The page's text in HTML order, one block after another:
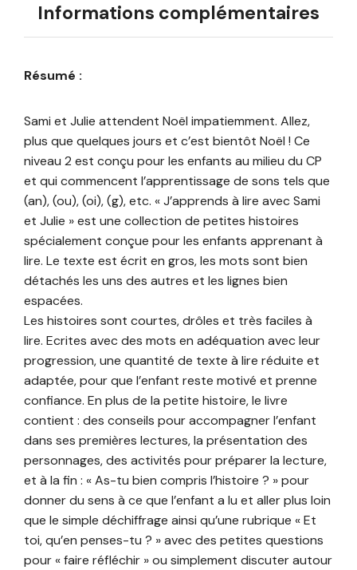
Informations complémentaires
Résumé :
Sami et Julie attendent Noël impatiemment. Allez,
plus que quelques jours et c’est bientôt Noël ! Ce
niveau 2 est conçu pour les enfants au milieu du CP
et qui commencent l’apprentissage de sons tels que
(an), (ou), (oi), (g), etc. « J’apprends à lire avec Sami
et Julie » est une collection de petites histoires
spécialement conçue pour les enfants apprenant à
lire. Le texte est écrit en gros, les mots sont bien
détachés les uns des autres et les lignes bien
espacées.
Les histoires sont courtes, drôles et très faciles à
lire. Ecrites avec des mots en adéquation avec leur
progression, une quantité de texte à lire réduite et
adaptée, pour que l’enfant reste motivé et prenne
confiance. En plus de la petite histoire, le livre
contient : des conseils pour accompagner l’enfant
dans ses premières lectures, la présentation des
personnages, des activités pour préparer la lecture,
et à la fin : « As-tu bien compris l’histoire ? » pour
donner du sens à ce que l’enfant a lu et aller plus loin
que le simple déchiffrage ainsi qu’une rubrique « Et
toi, qu’en penses-tu ? » avec des petites questions
pour « faire réfléchir » ou simplement discuter autour